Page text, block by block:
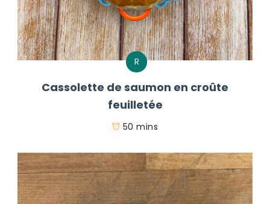
R
Cassolette de saumon en croûte
feuilletée
50 mins